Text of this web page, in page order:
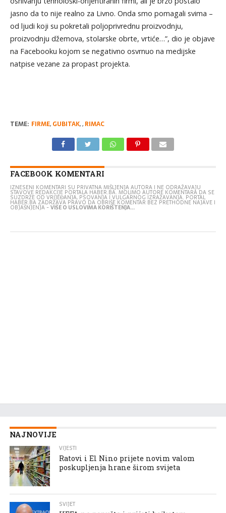
jasno da to nije realno za Livno. Onda smo pomagali svima –
od ljudi koji su pokretali poljoprivrednu proizvodnju,
proizvodnju džemova, stolarske obrte, vrtiće…”, dio je objave
na Facebooku kojom se negativno osvrnuo na medijske
natpise vezane za propast projekta.
TEME: FIRME, GUBITAK,, RIMAC
FACEBOOK KOMENTARI
IZNESENI KOMENTARI SU PRIVATNA MIŠLJENJA AUTORA I NE ODRAŽAVAJU
STAVOVE REDAKCIJE PORTALA HABER.BA. MOLIMO AUTORE KOMENTARA DA SE
SUZDRŽE OD VRIJEĐANJA, PSOVANJA I VULGARNOG IZRAŽAVANJA. PORTAL
HABER.BA ZADRŽAVA PRAVO DA OBRIŠE KOMENTAR BEZ PRETHODNE NAJAVE I
OBJAŠNJENJA -VIŠE O USLOVIMA KORIŠTENJA...
NAJNOVIJE
VIJESTI
Ratovi i El Nino prijete novim valom
poskupljenja hrane širom svijeta
SVIJET